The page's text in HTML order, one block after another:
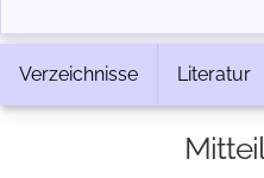
Verzeichnisse Literatur